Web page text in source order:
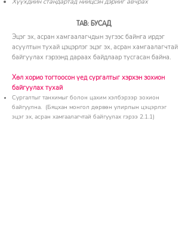
ТАВ: БУСАД
Эцэг эх, асран хамгаалагчдын зүгээс байнга ирдэг
асуултын тухай цэцэрлэг эцэг эх, асран хамгаалагчтай
байгуулах гэрээнд дараах байдлаар тусгасан байна.
Хөл хорио тогтоосон үед сургалтыг хэрхэн зохион
байгуулах тухай
Сургалтыг танхимыг болон цахим хэлбэрээр зохион
байгуулна. (Бяцхан монгол дөрвөн улирлын цэцэрлэг
эцэг эх, асран хамгаалагчтай байгуулах гэрээ 2.1.1)